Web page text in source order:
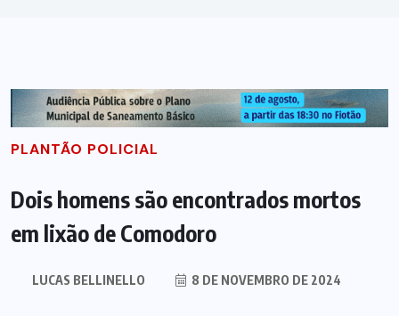
PLANTÃO POLICIAL
Dois homens são encontrados mortos
em lixão de Comodoro
LUCAS BELLINELLO 8 DE NOVEMBRO DE 2024